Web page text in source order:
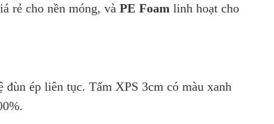
rẻ cho nền móng, và PE Foam linh hoạt cho
đùn ép liên tục. Tấm XPS 3cm có màu xanh